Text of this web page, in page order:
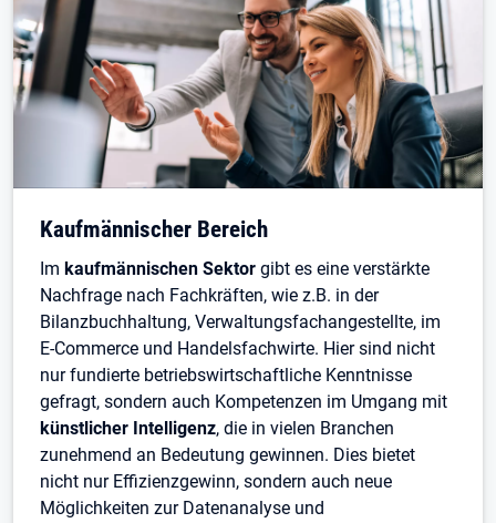
Kaufmännischer Bereich
Im kaufmännischen Sektor gibt es eine verstärkte
Nachfrage nach Fachkräften, wie z.B. in der
Bilanzbuchhaltung, Verwaltungsfachangestellte, im
E-Commerce und Handelsfachwirte. Hier sind nicht
nur fundierte betriebswirtschaftliche Kenntnisse
gefragt, sondern auch Kompetenzen im Umgang mit
künstlicher Intelligenz, die in vielen Branchen
zunehmend an Bedeutung gewinnen. Dies bietet
nicht nur Effizienzgewinn, sondern auch neue
Möglichkeiten zur Datenanalyse und